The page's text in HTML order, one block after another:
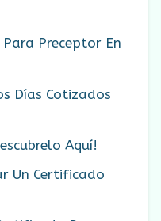
Para Preceptor En
Días Cotizados
Aquí!
Un Certificado